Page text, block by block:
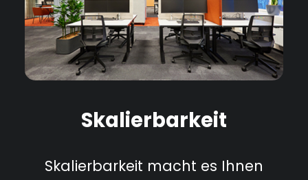
Skalierbarkeit
Skalierbarkeit macht es Ihnen